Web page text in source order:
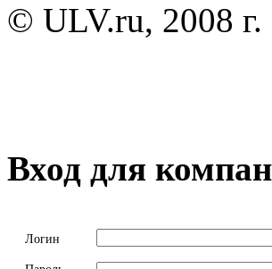
© ULV.ru, 2008 г.
Вход для
Логин